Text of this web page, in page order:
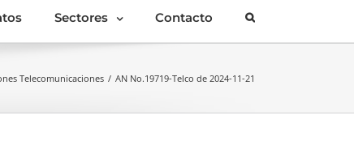
Sectores Contacto
Telecomunicaciones / AN No.19719-Telco de 2024-11-21